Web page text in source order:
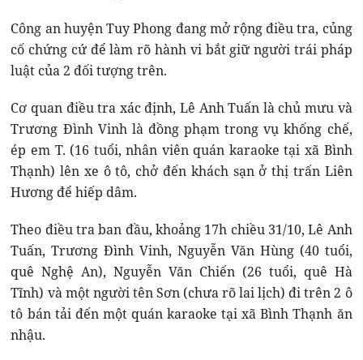
Công an huyện Tuy Phong đang mở rộng điều tra, củng
cố chứng cứ để làm rõ hành vi bắt giữ người trái pháp
luật của 2 đối tượng trên.
Cơ quan điều tra xác định, Lê Anh Tuấn là chủ mưu và
Trương Đình Vinh là đồng phạm trong vụ khống chế,
ép em T. (16 tuổi, nhân viên quán karaoke tại xã Bình
Thạnh) lên xe ô tô, chở đến khách sạn ở thị trấn Liên
Hương để hiếp dâm.
Theo điều tra ban đầu, khoảng 17h chiều 31/10, Lê Anh
Tuấn, Trương Đình Vinh, Nguyễn Văn Hùng (40 tuổi,
quê Nghệ An), Nguyễn Văn Chiến (26 tuổi, quê Hà
Tĩnh) và một người tên Sơn (chưa rõ lai lịch) đi trên 2 ô
tô bán tải đến một quán karaoke tại xã Bình Thạnh ăn
nhậu.